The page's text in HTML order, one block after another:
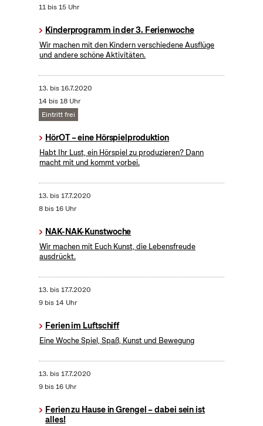
11 bis 15 Uhr
Kinderprogramm in der 3. Ferienwoche
Wir machen mit den Kindern verschiedene Ausflüge
und andere schöne Aktivitäten.
13. bis16.7.2020
14 bis 18 Uhr
Eintritt frei
HörOT – eine Hörspielproduktion
Habt Ihr Lust, ein Hörspiel zu produzieren? Dann
macht mit und kommt vorbei.
13. bis17.7.2020
8 bis 16 Uhr
NAK-NAK-Kunstwoche
Wir machen mit Euch Kunst, die Lebensfreude
ausdrückt.
13. bis17.7.2020
9 bis 14 Uhr
Ferien im Luftschiff
Eine Woche Spiel, Spaß, Kunst und Bewegung
13. bis17.7.2020
9 bis 16 Uhr
Ferien zu Hause in Grengel – dabei sein ist
alles!